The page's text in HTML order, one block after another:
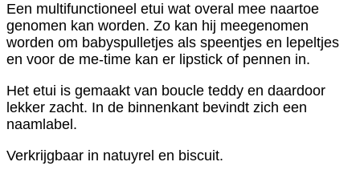
Een multifunctioneel etui wat overal mee naartoe
genomen kan worden. Zo kan hij meegenomen
worden om babyspulletjes als speentjes en lepeltjes
en voor de me-time kan er lipstick of pennen in.
Het etui is gemaakt van boucle teddy en daardoor
lekker zacht. In de binnenkant bevindt zich een
naamlabel.
Verkrijgbaar in natuyrel en biscuit.